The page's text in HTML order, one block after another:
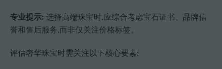
专业提示: 选择高端珠宝时,应综合考虑宝石证书、品牌信
誉和售后服务,而非仅关注价格标签。
评估奢华珠宝时需关注以下核心要素: